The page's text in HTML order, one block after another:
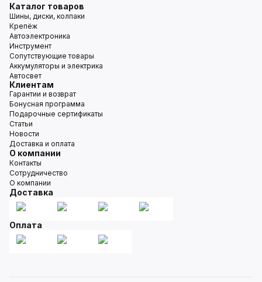
Каталог товаров
Шины, диски, колпаки
Крепёж
Автоэлектроника
Инструмент
Сопутствующие товары
Аккумуляторы и электрика
Автосвет
Клиентам
Гарантии и возврат
Бонусная программа
Подарочные сертификаты
Статьи
Новости
Доставка и оплата
О компании
Контакты
Сотрудничество
О компании
Доставка
Оплата